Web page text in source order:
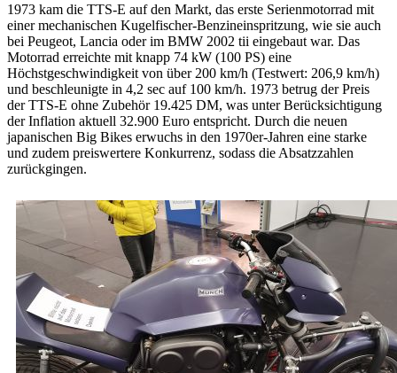
1973 kam die TTS-E auf den Markt, das erste Serienmotorrad mit
einer mechanischen Kugelfischer-Benzineinspritzung, wie sie auch
bei Peugeot, Lancia oder im BMW 2002 tii eingebaut war. Das
Motorrad erreichte mit knapp 74 kW (100 PS) eine
Höchstgeschwindigkeit von über 200 km/h (Testwert: 206,9 km/h)
und beschleunigte in 4,2 sec auf 100 km/h. 1973 betrug der Preis
der TTS-E ohne Zubehör 19.425 DM, was unter Berücksichtigung
der Inflation aktuell 32.900 Euro entspricht. Durch die neuen
japanischen Big Bikes erwuchs in den 1970er-Jahren eine starke
und zudem preiswertere Konkurrenz, sodass die Absatzzahlen
zurückgingen.